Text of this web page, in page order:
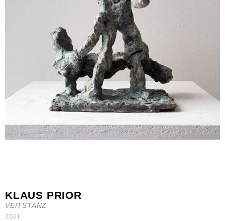
KLAUS PRIOR
VEITSTANZ
2021